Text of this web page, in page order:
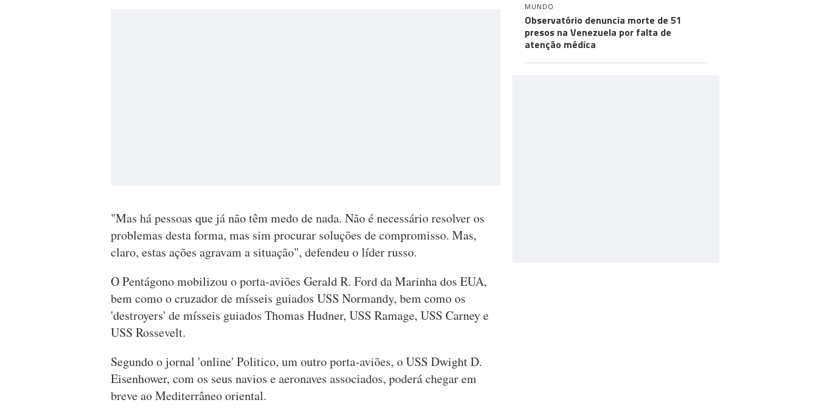
"Mas há pessoas que já não têm medo de nada. Não é necessário resolver os
problemas desta forma, mas sim procurar soluções de compromisso. Mas,
claro, estas ações agravam a situação", defendeu o líder russo.
O Pentágono mobilizou o porta-aviões Gerald R. Ford da Marinha dos EUA,
bem como o cruzador de mísseis guiados USS Normandy, bem como os
'destroyers' de mísseis guiados Thomas Hudner, USS Ramage, USS Carney e
USS Rossevelt.
Segundo o jornal 'online' Politico, um outro porta-aviões, o USS Dwight D.
Eisenhower, com os seus navios e aeronaves associados, poderá chegar em
breve ao Mediterrâneo oriental.
MUNDO
Observatório denuncia morte de 51
presos na Venezuela por falta de
atenção médica